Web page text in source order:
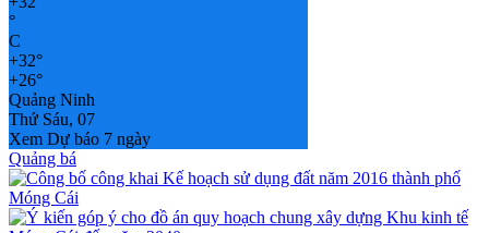
°
C
+32°
+26°
Quảng Ninh
Thứ Sáu, 07
Xem Dự báo 7 ngày
Quảng bá